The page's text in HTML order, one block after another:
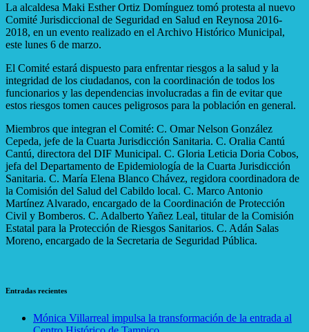
La alcaldesa Maki Esther Ortiz Domínguez tomó protesta al nuevo
Comité Jurisdiccional de Seguridad en Salud en Reynosa 2016-
2018, en un evento realizado en el Archivo Histórico Municipal,
este lunes 6 de marzo.
El Comité estará dispuesto para enfrentar riesgos a la salud y la
integridad de los ciudadanos, con la coordinación de todos los
funcionarios y las dependencias involucradas a fin de evitar que
estos riesgos tomen cauces peligrosos para la población en general.
Miembros que integran el Comité: C. Omar Nelson González
Cepeda, jefe de la Cuarta Jurisdicción Sanitaria. C. Oralia Cantú
Cantú, directora del DIF Municipal. C. Gloria Leticia Doria Cobos,
jefa del Departamento de Epidemiología de la Cuarta Jurisdicción
Sanitaria. C. María Elena Blanco Chávez, regidora coordinadora de
la Comisión del Salud del Cabildo local. C. Marco Antonio
Martínez Alvarado, encargado de la Coordinación de Protección
Civil y Bomberos. C. Adalberto Yañez Leal, titular de la Comisión
Estatal para la Protección de Riesgos Sanitarios. C. Adán Salas
Moreno, encargado de la Secretaria de Seguridad Pública.
Entradas recientes
Mónica Villarreal impulsa la transformación de la entrada al